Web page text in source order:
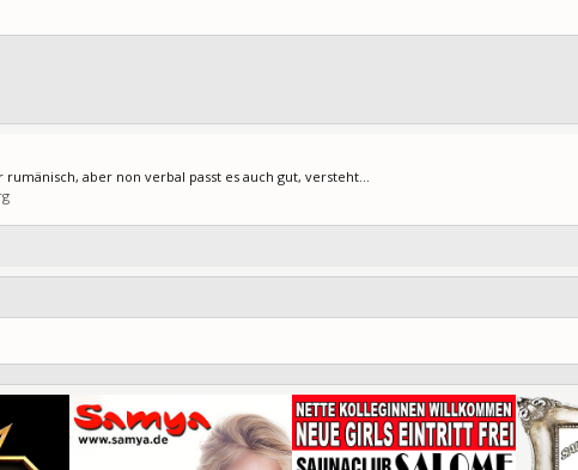
rumänisch, aber non verbal passt es auch gut, versteht...